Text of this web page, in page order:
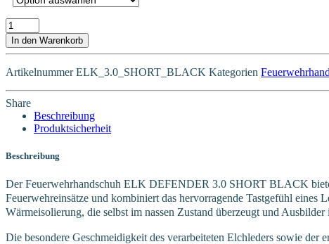
ELK DEFENDER 3.0 SHORT BLACK Menge
In den Warenkorb
Artikelnummer ELK_3.0_SHORT_BLACK Kategorien
Share
Beschreibung
Produktsicherheit
Beschreibung
Der Feuerwehrhandschuh ELK DEFENDER 3.0 SHORT BLACK
Feuerwehreinsätze und kombiniert das hervorragende Tastgefühl eines
Wärmeisolierung, die selbst im nassen Zustand überzeugt und
Die besondere Geschmeidigkeit des verarbeiteten Elchleders sowie